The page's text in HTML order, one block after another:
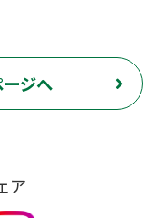
ジへ
ア